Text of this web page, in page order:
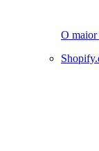
O maior